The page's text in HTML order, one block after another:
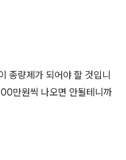
종량제가 되어야 할 것입니
만원씩 나오면 안될테니까